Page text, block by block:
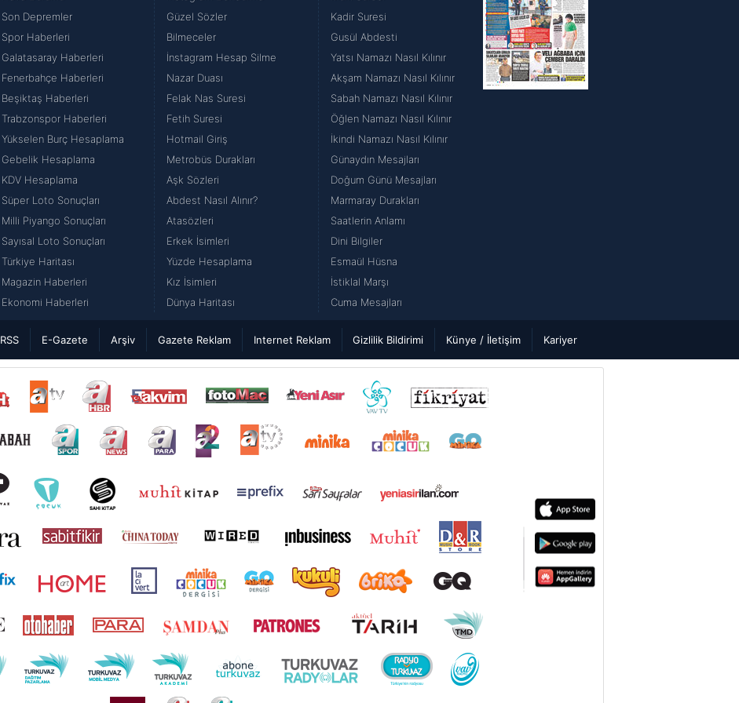
Son Depremler
Spor Haberleri
Galatasaray Haberleri
Fenerbahçe Haberleri
Beşiktaş Haberleri
Trabzonspor Haberleri
Yükselen Burç Hesaplama
Gebelik Hesaplama
KDV Hesaplama
Süper Loto Sonuçları
Milli Piyango Sonuçları
Sayısal Loto Sonuçları
Türkiye Haritası
Magazin Haberleri
Ekonomi Haberleri
Güzel Sözler
Bilmeceler
İnstagram Hesap Silme
Nazar Duası
Felak Nas Suresi
Fetih Suresi
Hotmail Giriş
Metrobüs Durakları
Aşk Sözleri
Abdest Nasıl Alınır?
Atasözleri
Erkek İsimleri
Yüzde Hesaplama
Kız İsimleri
Dünya Haritası
Kadir Suresi
Gusül Abdesti
Yatsı Namazı Nasıl Kılınır
Akşam Namazı Nasıl Kılınır
Sabah Namazı Nasıl Kılınır
Öğlen Namazı Nasıl Kılınır
İkindi Namazı Nasıl Kılınır
Günaydın Mesajları
Doğum Günü Mesajları
Marmaray Durakları
Saatlerin Anlamı
Dini Bilgiler
Esmaül Hüsna
İstiklal Marşı
Cuma Mesajları
RSS E-Gazete Arşiv Gazete Reklam Internet Reklam Gizlilik Bildirimi Künye / İletişim Kariyer